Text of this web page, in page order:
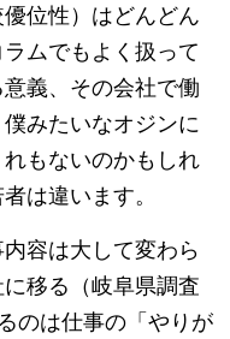
位性）はどんどん
ムでもよく扱って
義、その会社で働
みたいなオジンに
もないのかもしれ
は違います。
容は大して変わら
移る（岐阜県調査
のは仕事の「やりが